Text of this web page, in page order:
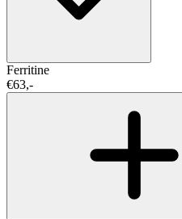
Ferritine
€63,-